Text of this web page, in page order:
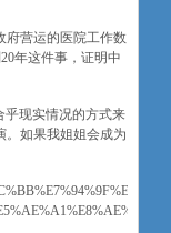
府营运的医院工作数
年这件事，证明中
乎现实情况的方式来
。如果我姐姐会成为
a-